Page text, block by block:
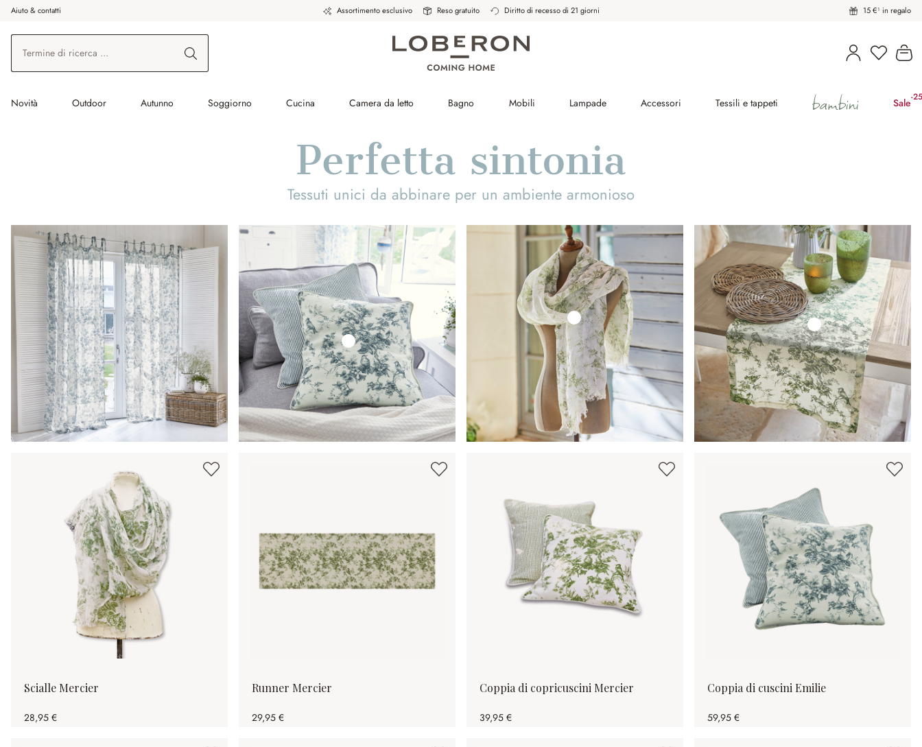
al contenuto principale
Vai alla ricerca
Vai alla navigazione principale
Aiuto & contatti Assortimento esclusivo Reso gratuito Diritto di recesso di 21 giorni 15 €¹ in regalo
Hai 0 Il
Novità Outdoor Autunno Soggiorno Cucina Camera da letto Bagno Mobili Lampade Accessori Tessili e tappeti bambini Sale-
Perfetta sintonia
Tessuti unici da abbinare per un ambiente armonioso
Scialle Mercier
28,95 €
Runner Mercier
29,95 €
Coppia di copricuscini Mercier
39,95 €
Coppia di cuscini Emilie
59,95 €